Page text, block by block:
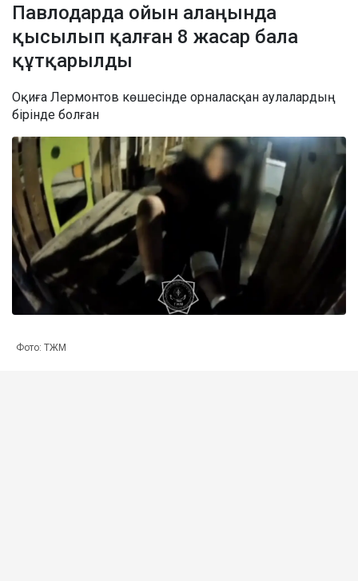
Павлодарда ойын алаңында
қысылып қалған 8 жасар бала
құтқарылды
Оқиға Лермонтов көшесінде орналасқан аулалардың
бірінде болған
Фото: ТЖМ